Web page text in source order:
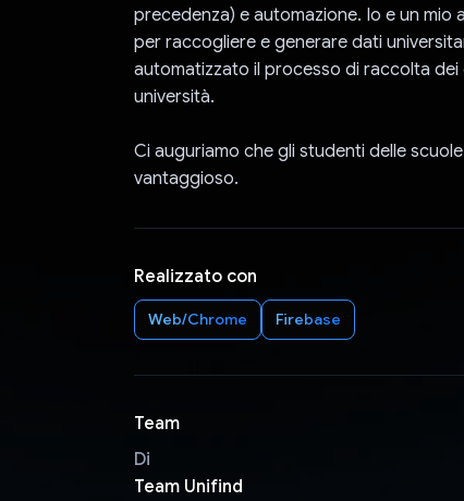
precedenza) e automazione. Io e un mio
per raccogliere e generare dati
automatizzato il processo di raccolta dei
università.
Ci auguriamo che gli studenti delle
vantaggioso.
Realizzato con
Web/Chrome Firebase
Team
Di
Team Unifind